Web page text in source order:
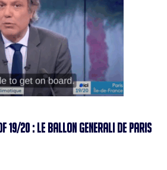
19/20 : LE BALLON GENERALI DE PARIS